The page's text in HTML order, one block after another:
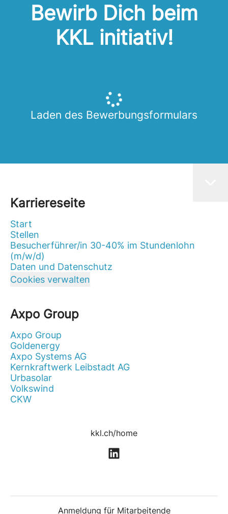
Bewirb Dich beim
KKL initiativ!
Laden des Bewerbungsformulars
Karriereseite
Start
Stellen
Besucherführer/in 30-40% im Stundenlohn
(m/w/d)
Daten und Datenschutz
Cookies verwalten
Axpo Group
Axpo Group
Goldenergy
Axpo Systems AG
Kernkraftwerk Leibstadt AG
Urbasolar
Volkswind
CKW
kkl.ch/home
Anmeldung für Mitarbeitende